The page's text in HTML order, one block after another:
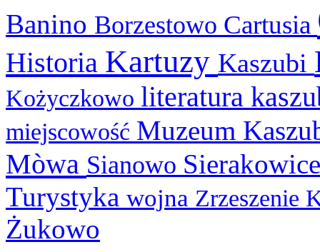
Banino Borzestowo Cartusia
Historia Kartuzy Kaszubi
Kożyczkowo literatura
miejscowość Muzeum
Mòwa Sianowo
Turystyka wojna Zrzeszenie
Żukowo